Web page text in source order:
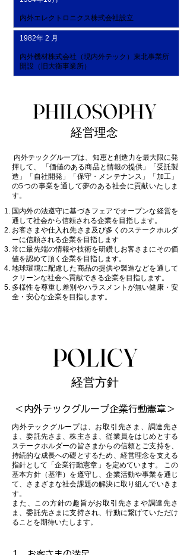
内外エレクトロニクス株式会社設立
1982年 2 月
内外機材株式会社（現内外テック）東北事業所
開設（旧大衡事業所）
PHILOSOPHY
PHILOSOPHY
経営理念
内外テックグループは、知恵と創造力を最大限に発
揮して、 「価値のある商品と情報の提供」「受託製
造」「自社開発」「保守・メンテナンス」「加工」
の5つの事業を通して夢のある社会に貢献いたしま
す。
国内外の法遵守に基づきフェアでオープンな経営を
通して社会から信頼される企業を目指します。
お客さまや仕入れ先さま及び多くのステークホルダ
ーに信頼される企業を目指します
常に最先端の情報や技術を研鑽しお客さまにその価
値を認めて頂く企業を目指します。
地球環境に配慮した商品の提供や製造などを通して
クリーンな社会へ貢献できる企業を目指します。
多様性を尊重し差別やハラスメントが無い健康・安
全・安心な企業を目指します。
POLICY
POLICY
経営方針
＜内外テックグループ企業行動憲章＞
内外テックグループは、お取引先さま、調達先さ
ま、委託先さま、株主さま、従業員をはじめとする
ステークホルダーの皆さまからの信頼とご支持を、
持続的な成長への礎とするため、経営理念を支える
指針として「企業行動憲章」を定めています。 この
基本方針（基準）を遵守し、企業活動や事業を通じ
て、さまざまな社会課題の解決に取り組んでいきま
す。
また、この方針の趣旨がお取引先さまや調達先さ
ま、委託先さまに支持され、行動に繋げていただけ
ることを期待いたします。